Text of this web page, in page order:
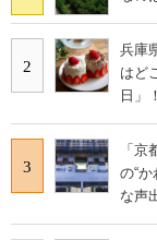
2
兵庫
はど
日」
3
「
の“
な声